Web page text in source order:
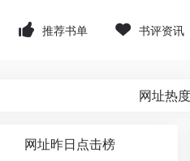
推荐书单 书评资讯
网址热
网址昨日点击榜